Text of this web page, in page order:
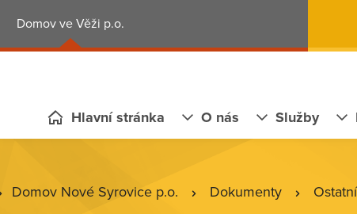
Domov ve Věži p.o.
Hlavní stránka O nás Služby
Domov Nové Syrovice p.o. Dokumenty